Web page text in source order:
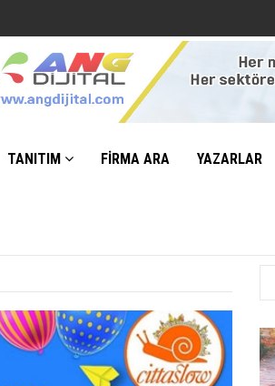
TANITIM FİRMA ARA YAZARLAR